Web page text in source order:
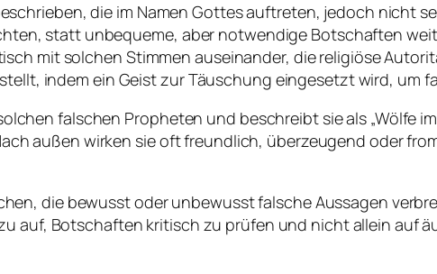
die im Namen Gottes auftreten, jedoch nicht
statt unbequeme, aber notwendige Botschaften
mit solchen Stimmen auseinander, die religiöse
indem ein Geist zur Täuschung eingesetzt wird, um
falschen Propheten und beschreibt sie als „Wölfe
außen wirken sie oft freundlich, überzeugend oder
die bewusst oder unbewusst falsche Aussagen
auf, Botschaften kritisch zu prüfen und nicht allein auf